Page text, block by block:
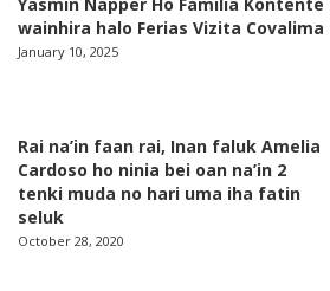
wainhira halo Ferias Vizita Covalima
January 10, 2025
Rai na’in faan rai, Inan faluk Amelia
Cardoso ho ninia bei oan na’in 2
tenki muda no hari uma iha fatin
seluk
October 28, 2020